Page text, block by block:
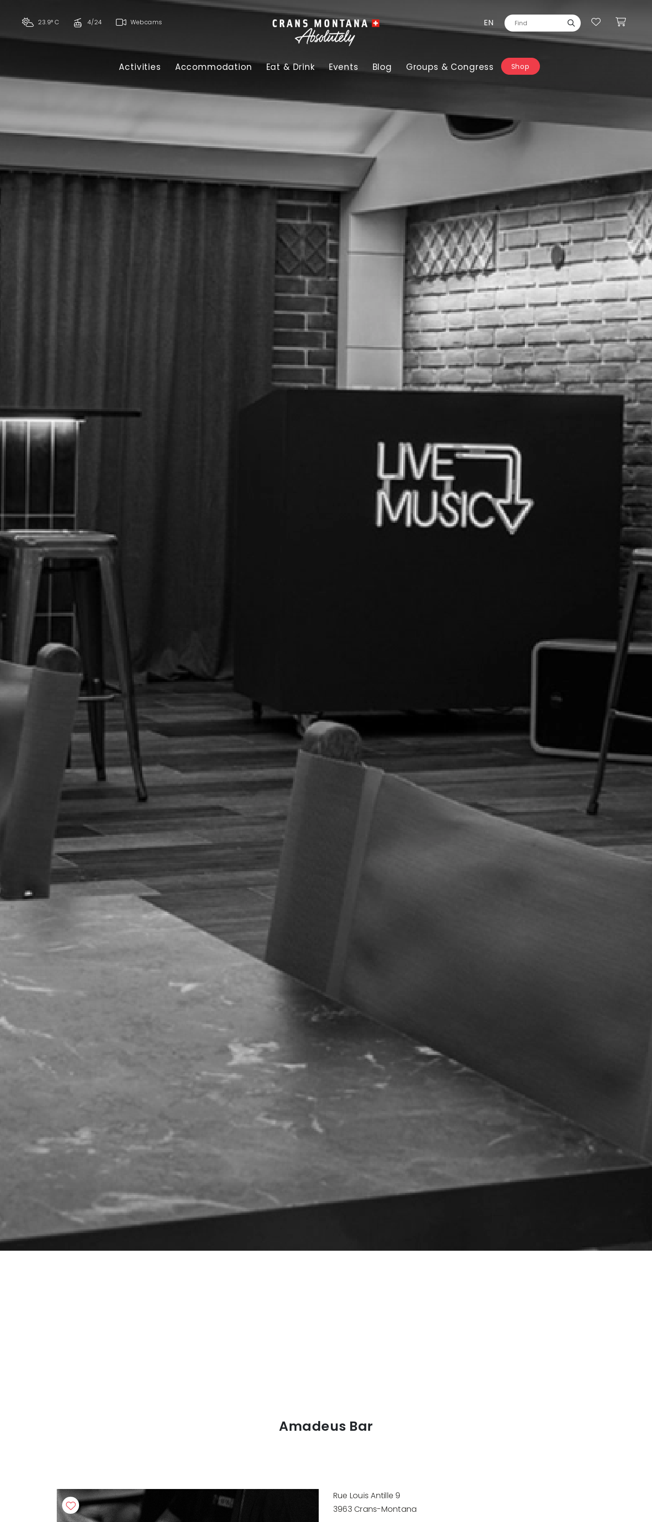
23.9° C 4/24 Webcams EN
Activities Accommodation Eat & Drink Events Blog Groups & Congress Shop
Amadeus Bar
Rue Louis Antille 9
3963 Crans-Montana